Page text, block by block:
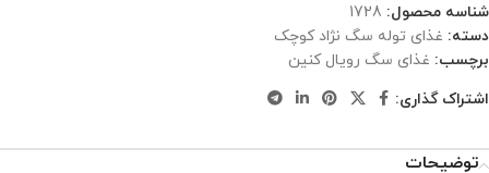
شناسه محصول: 1728
دسته: غذای توله سگ نژاد کوچک
برچسب: غذای سگ رویال کنین
اشتراک گذاری:
توضیحات